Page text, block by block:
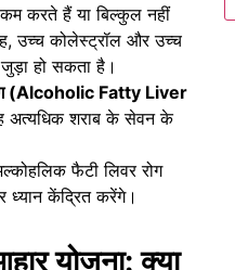
करते हैं या बिल्कुल नहीं
उच्च कोलेस्ट्रॉल और उच्च
हो सकता है।
(Alcoholic Fatty Liver
अत्यधिक शराब के सेवन के
फैटी लिवर रोग
ध्यान केंद्रित करेंगे।
योजना: क्या